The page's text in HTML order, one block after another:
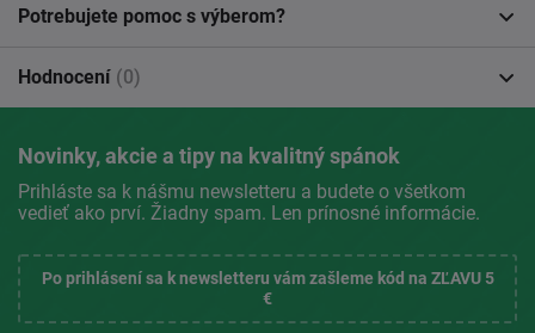
Potrebujete pomoc s výberom?
Hodnocení (0)
Novinky, akcie a tipy na kvalitný spánok
Prihláste sa k nášmu newsletteru a budete o všetkom
vedieť ako prví. Žiadny spam. Len prínosné informácie.
Po prihlásení sa k newsletteru vám zašleme kód na ZĽAVU 5
€